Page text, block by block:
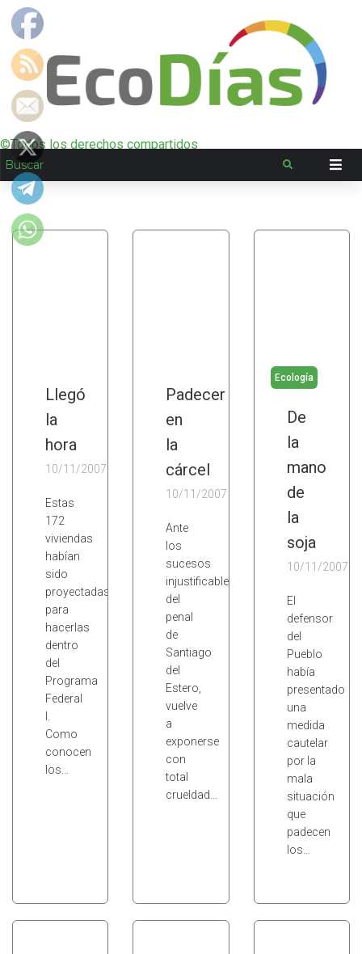
©Todos los derechos compartidos
Llegó
la
hora
10/11/2007
Estas
172
viviendas
habían
sido
proyectadas
para
hacerlas
dentro
del
Programa
Federal
Como
conocen
los…
Padecer
en
la
cárcel
10/11/2007
Ante
los
sucesos
injustificables
del
penal
de
Santiago
del
Estero,
vuelve
a
exponerse
con
total
crueldad…
Ecología
De
la
mano
de
la
soja
10/11/2007
El
defensor
del
Pueblo
había
presentado
una
medida
cautelar
por la
mala
situación
que
padecen
los…